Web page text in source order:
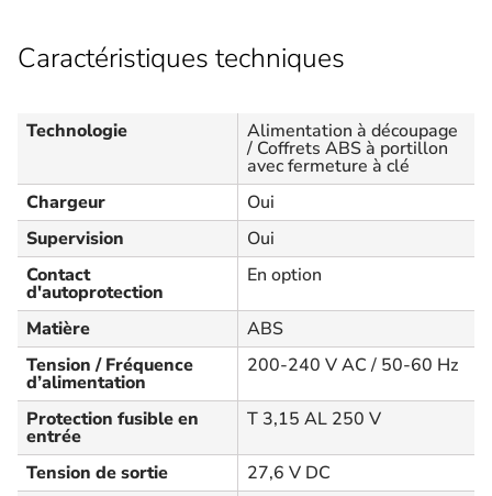
Caractéristiques techniques
Technologie Alimentation à découpage
/ Coffrets ABS à portillon
avec fermeture à clé
Chargeur
Oui
Supervision
Oui
Contact
d'autoprotection
En option
Matière
ABS
Tension / Fréquence
d’alimentation
200-240 V AC / 50-60 Hz
Protection fusible en
entrée
T 3,15 AL 250 V
Tension de sortie
27,6 V DC